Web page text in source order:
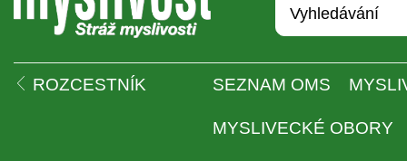
ROZCESTNÍK SEZNAM OMS
MYSLIVECKÉ OBORY